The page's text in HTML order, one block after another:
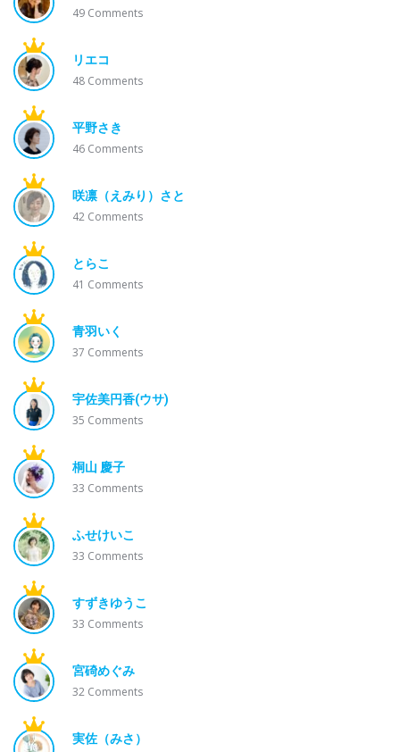
49 Comments
リエコ
48 Comments
平野さき
46 Comments
咲凛（えみり）さと
42 Comments
とらこ
41 Comments
青羽いく
37 Comments
宇佐美円香(ウサ)
35 Comments
桐山 慶子
33 Comments
ふせけいこ
33 Comments
すずきゆうこ
33 Comments
宮碕めぐみ
32 Comments
実佐（みさ）